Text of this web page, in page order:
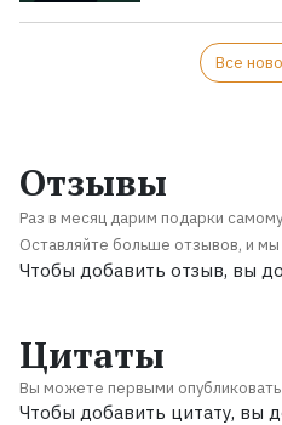
Все
Отзывы
Раз в месяц дарим подарки
Оставляйте больше отзывов, и мы
Чтобы добавить отзыв, вы
Цитаты
Вы можете первыми опубликовать
Чтобы добавить цитату, вы